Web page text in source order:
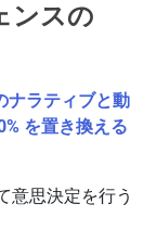
ンスの
ナラティブと動
を置き換える
意思決定を行う